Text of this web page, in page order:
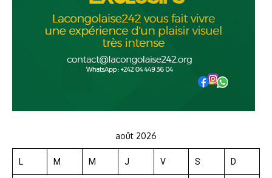
août 2026
L M M J V S D